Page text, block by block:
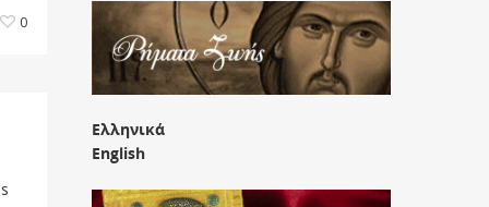
0
Ελληνικά
English